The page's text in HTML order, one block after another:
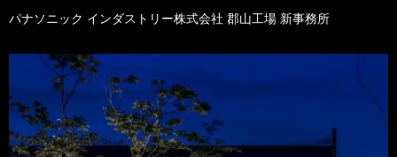
パナソニック インダストリー株式会社 郡山工場 新事務所